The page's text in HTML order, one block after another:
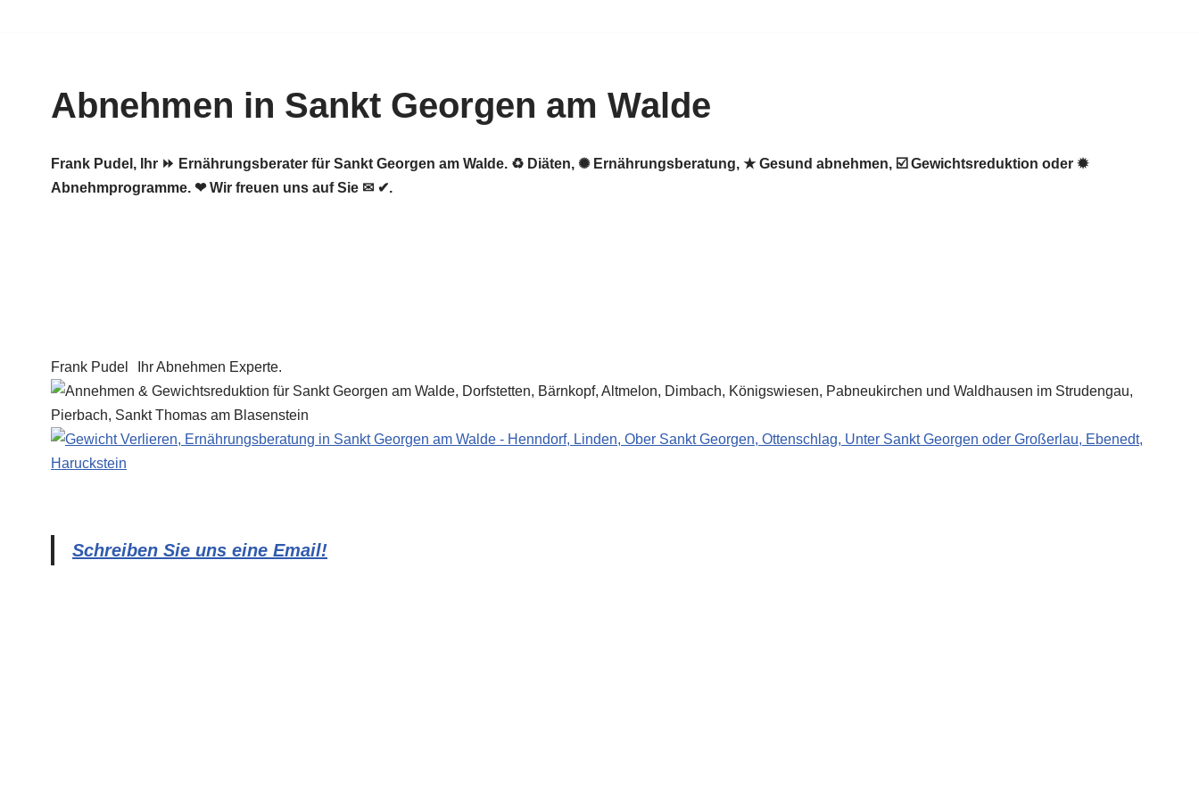
springenAbnehmen in Sankt Georgen am Walde
Frank Pudel, Ihr ⏩ Ernährungsberater für Sankt Georgen am Walde. ♻ Diäten, ✺ Ernährungsberatung, ★ Gesund abnehmen, ☑️ Gewichtsreduktion oder ✹
Abnehmprogramme. ❤ Wir freuen uns auf Sie ✉ ✔.
Frank Pudel Ihr Abnehmen Experte.
Schreiben Sie uns eine Email!